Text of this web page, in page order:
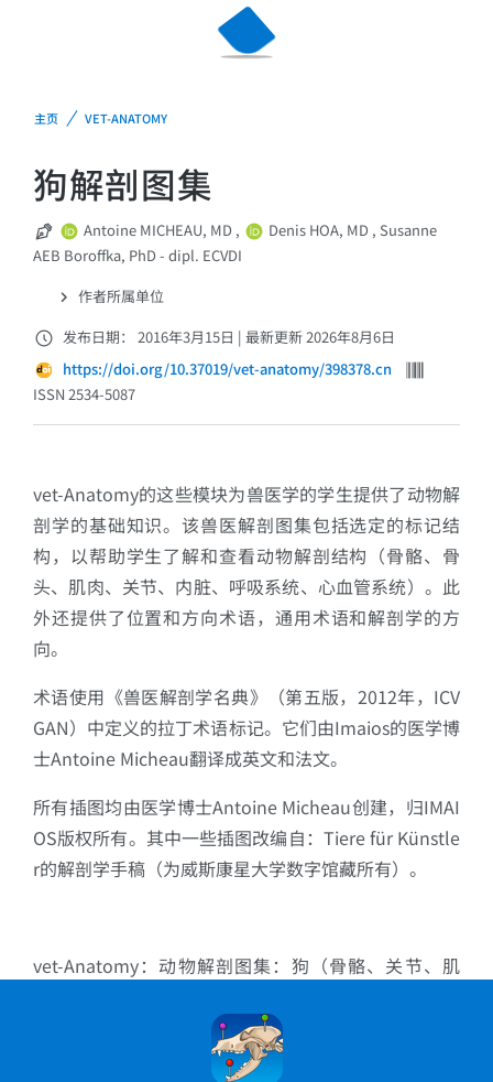
主页 VET-ANATOMY
狗解剖图集
Antoine MICHEAU, MD , Denis HOA, MD , Susanne
AEB Boroffka, PhD - dipl. ECVDI
作者所属单位
发布日期： 2016年3月15日 | 最新更新 2026年8月6日
https://doi.org/10.37019/vet-anatomy/398378.cn
ISSN 2534-5087
vet-Anatomy的这些模块为兽医学的学生提供了动物解
剖学的基础知识。该兽医解剖图集包括选定的标记结
构，以帮助学生了解和查看动物解剖结构（骨骼、骨
头、肌肉、关节、内脏、呼吸系统、心血管系统）。此
外还提供了位置和方向术语，通用术语和解剖学的方
向。
术语使用《兽医解剖学名典》（第五版，2012年，ICV
GAN）中定义的拉丁术语标记。它们由Imaios的医学博
士Antoine Micheau翻译成英文和法文。
所有插图均由医学博士Antoine Micheau创建，归IMAI
OS版权所有。其中一些插图改编自：Tiere für Künstle
r的解剖学手稿（为威斯康星大学数字馆藏所有）。
vet-Anatomy：动物解剖图集：狗（骨骼、关节、肌